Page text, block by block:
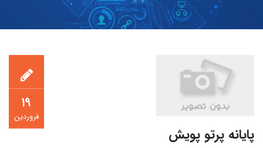
۱۹
فروردین
پایانه پرتو پویش